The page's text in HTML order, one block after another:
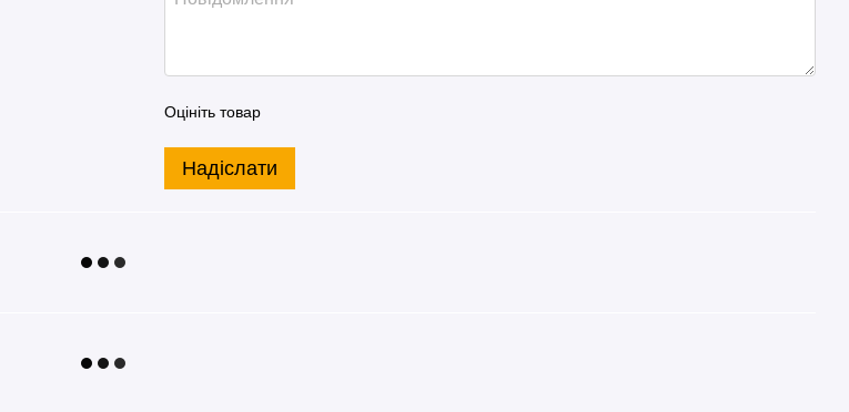
Оцініть товар
Надіслати